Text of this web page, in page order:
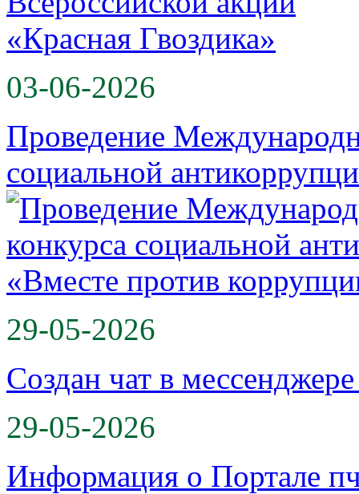
03-06-2026
Проведение
социальной
29-05-2026
Создан чат в
29-05-2026
Информация о Портале